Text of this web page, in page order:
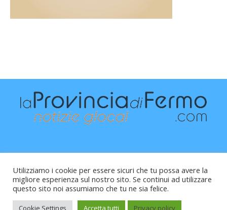
Raffaele Vitali - via Leopardi 10 - 61121 Pesaro (PU) -
Cod.Fisc VTLRFL77B02L500Y - Testata giornalistica, aut.
Utilizziamo i cookie per essere sicuri che tu possa avere la
migliore esperienza sul nostro sito. Se continui ad utilizzare
questo sito noi assumiamo che tu ne sia felice.
Cookie Settings Accetta tutti Privacy policy